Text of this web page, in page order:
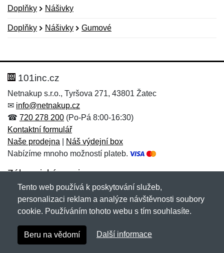
Doplňky Nášivky
Doplňky Nášivky Gumové
Hodnocení:
Jméno: *
Zpráva*
Jméno:
E-mail:*
101inc.cz
Netnakup s.r.o., Tyršova 271, 43801 Žatec
✉ info@netnakup.cz
☎ 720 278 200 (Po-Pá 8:00-16:30)
Kontaktní formulář
Naše prodejna
Náš výdejní box
Nabízíme mnoho možností plateb.
Zákaznický servis
Novinky emailem
Copyright © 2007-2026 (19 let s vámi)Netnakup.cz
NetIQ. Všechna práva vyhrazena.
Tento web používá k poskytování služeb,
personalizaci reklam a analýze návštěvnosti soubory
cookie. Používáním tohoto webu s tím souhlasíte.
Beru na vědomí Další informace